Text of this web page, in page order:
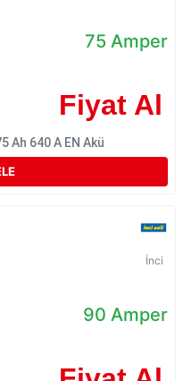
75 Amper
Fiyat Al
Ah 640 A EN Akü
İnci
90 Amper